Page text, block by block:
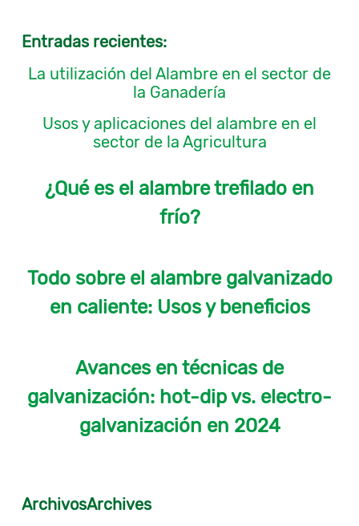
Entradas recientes:
La utilización del Alambre en el sector de
la Ganadería
Usos y aplicaciones del alambre en el
sector de la Agricultura
¿Qué es el alambre trefilado en
frío?
Todo sobre el alambre galvanizado
en caliente: Usos y beneficios
Avances en técnicas de
galvanización: hot-dip vs. electro-
galvanización en 2024
ArchivosArchives